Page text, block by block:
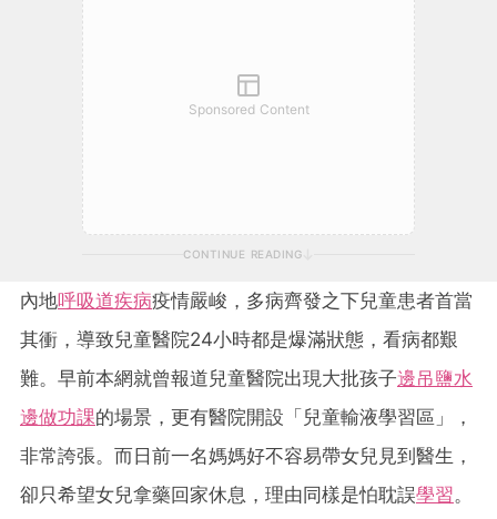
Sponsored Content
CONTINUE READING
內地呼吸道疾病疫情嚴峻，多病齊發之下兒童患者首當
其衝，導致兒童醫院24小時都是爆滿狀態，看病都艱
難。早前本網就曾報道兒童醫院出現大批孩子邊吊鹽水
邊做功課的場景，更有醫院開設「兒童輸液學習區」，
非常誇張。而日前一名媽媽好不容易帶女兒見到醫生，
卻只希望女兒拿藥回家休息，理由同樣是怕耽誤學習。